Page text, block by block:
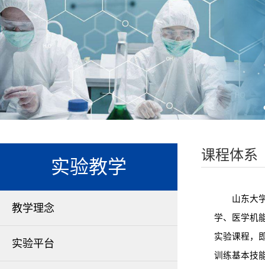
实验教学
教学理念
实验平台
课程体系
山东大学
学、医学机
实验课程，
训练基本技